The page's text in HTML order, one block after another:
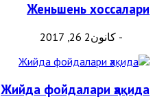
Женьшень хоссалари
- كانون2 26, 2017
Жийда фойдалари ҳақида